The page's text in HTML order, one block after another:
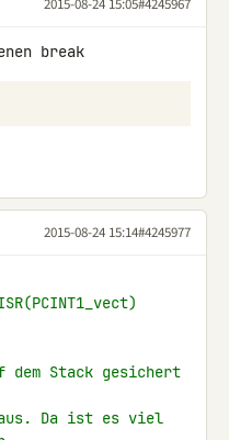
break
2015-08-24 15:14#4245977
dem Stack gesichert
aus. Da ist es viel